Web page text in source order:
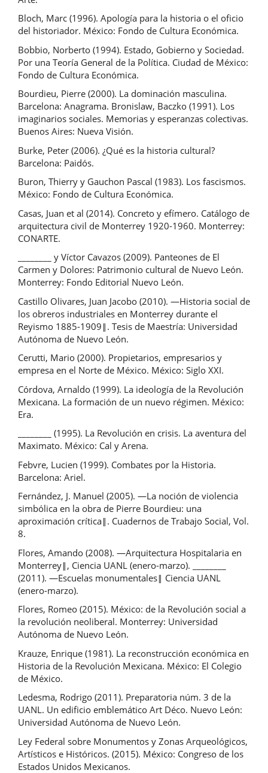
Bloch, Marc (1996). Apología para la historia o el oficio
del historiador. México: Fondo de Cultura Económica.
Bobbio, Norberto (1994). Estado, Gobierno y Sociedad.
Por una Teoría General de la Política. Ciudad de México:
Fondo de Cultura Económica.
Bourdieu, Pierre (2000). La dominación masculina.
Barcelona: Anagrama. Bronislaw, Baczko (1991). Los
imaginarios sociales. Memorias y esperanzas colectivas.
Buenos Aires: Nueva Visión.
Burke, Peter (2006). ¿Qué es la historia cultural?
Barcelona: Paidós.
Buron, Thierry y Gauchon Pascal (1983). Los fascismos.
México: Fondo de Cultura Económica.
Casas, Juan et al (2014). Concreto y efímero. Catálogo de
arquitectura civil de Monterrey 1920-1960. Monterrey:
CONARTE.
________ y Víctor Cavazos (2009). Panteones de El
Carmen y Dolores: Patrimonio cultural de Nuevo León.
Monterrey: Fondo Editorial Nuevo León.
Castillo Olivares, Juan Jacobo (2010). ―Historia social de
los obreros industriales en Monterrey durante el
Reyismo 1885-1909‖. Tesis de Maestría: Universidad
Autónoma de Nuevo León.
Cerutti, Mario (2000). Propietarios, empresarios y
empresa en el Norte de México. México: Siglo XXI.
Córdova, Arnaldo (1999). La ideología de la Revolución
Mexicana. La formación de un nuevo régimen. México:
Era.
________ (1995). La Revolución en crisis. La aventura del
Maximato. México: Cal y Arena.
Febvre, Lucien (1999). Combates por la Historia.
Barcelona: Ariel.
Fernández, J. Manuel (2005). ―La noción de violencia
simbólica en la obra de Pierre Bourdieu: una
aproximación crítica‖. Cuadernos de Trabajo Social, Vol.
8.
Flores, Amando (2008). ―Arquitectura Hospitalaria en
Monterrey‖, Ciencia UANL (enero-marzo). ________
(2011). ―Escuelas monumentales‖ Ciencia UANL
(enero-marzo).
Flores, Romeo (2015). México: de la Revolución social a
la revolución neoliberal. Monterrey: Universidad
Autónoma de Nuevo León.
Krauze, Enrique (1981). La reconstrucción económica en
Historia de la Revolución Mexicana. México: El Colegio
de México.
Ledesma, Rodrigo (2011). Preparatoria núm. 3 de la
UANL. Un edificio emblemático Art Déco. Nuevo León:
Universidad Autónoma de Nuevo León.
Ley Federal sobre Monumentos y Zonas Arqueológicos,
Artísticos e Históricos. (2015). México: Congreso de los
Estados Unidos Mexicanos.